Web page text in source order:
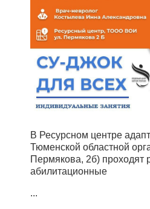
В Ресурсном центре
Тюменской областной
Пермякова, 2б) проходят
абилитационные
...